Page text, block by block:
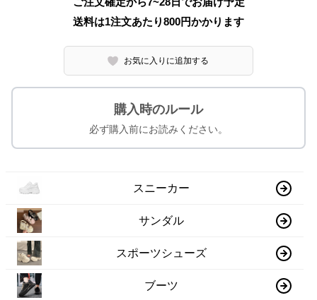
送料は1注文あたり800円かかります
お気に入りに追加する
購入時のルール
必ず購入前にお読みください。
スニーカー
サンダル
スポーツシューズ
ブーツ